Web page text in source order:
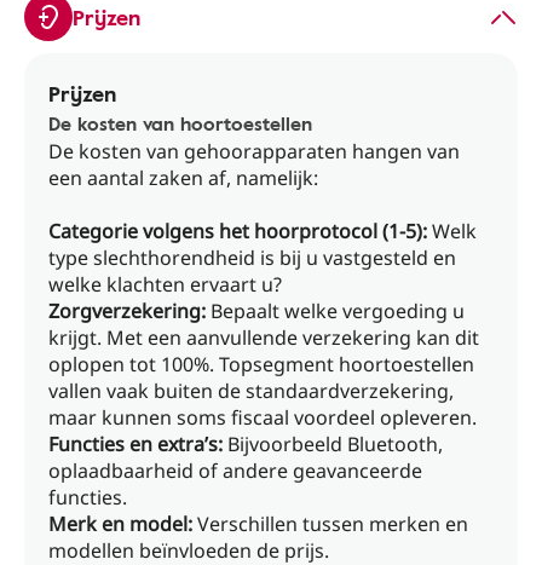
Prijzen
Prijzen
De kosten van hoortoestellen
De kosten van gehoorapparaten hangen van
een aantal zaken af, namelijk:
Categorie volgens het hoorprotocol (1-5):Welk
type slechthorendheid is bij u vastgesteld en
welke klachten ervaart u?
Zorgverzekering: Bepaalt welke vergoeding u
krijgt. Met een aanvullende verzekering kan dit
oplopen tot 100%. Topsegment hoortoestellen
vallen vaak buiten de standaardverzekering,
maar kunnen soms fiscaal voordeel opleveren.
Functies en extra’s: Bijvoorbeeld Bluetooth,
oplaadbaarheid of andere geavanceerde
functies.
Merk en model:Verschillen tussen merken en
modellen beïnvloeden de prijs.